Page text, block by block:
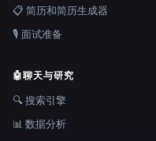
📋 简历和简历生成器
🎙️ 面试准备
🤖聊天与研究
🔍 搜索引擎
📊 数据分析